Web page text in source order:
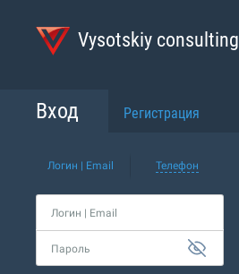
Vysotskiy consulting
Вход Регистрация
Логин | Email Телефон
Логин | Email
Пароль